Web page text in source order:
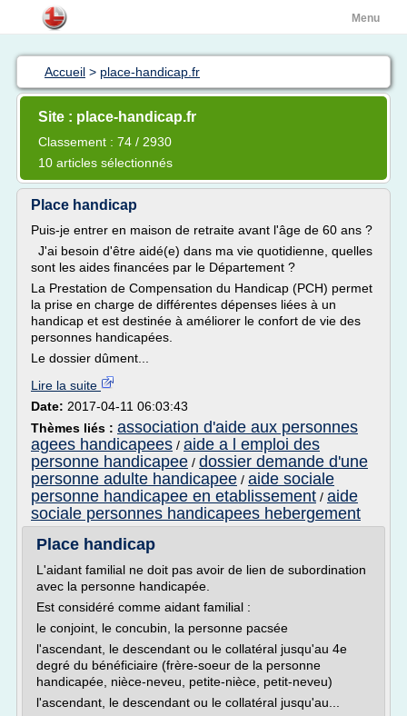
Menu
Accueil > place-handicap.fr
Site : place-handicap.fr
Classement : 74 / 2930
10 articles sélectionnés
Place handicap
Puis-je entrer en maison de retraite avant l'âge de 60 ans ?
J'ai besoin d'être aidé(e) dans ma vie quotidienne, quelles
sont les aides financées par le Département ?
La Prestation de Compensation du Handicap (PCH) permet
la prise en charge de différentes dépenses liées à un
handicap et est destinée à améliorer le confort de vie des
personnes handicapées.
Le dossier dûment...
Lire la suite
Date: 2017-04-11 06:03:43
Thèmes liés : association d'aide aux personnes
agees handicapees / aide a l emploi des
personne handicapee / dossier demande d'une
personne adulte handicapee / aide sociale
personne handicapee en etablissement / aide
sociale personnes handicapees hebergement
Place handicap
L'aidant familial ne doit pas avoir de lien de subordination
avec la personne handicapée.
Est considéré comme aidant familial :
le conjoint, le concubin, la personne pacsée
l'ascendant, le descendant ou le collatéral jusqu'au 4e
degré du bénéficiaire (frère-soeur de la personne
handicapée, nièce-neveu, petite-nièce, petit-neveu)
l'ascendant, le descendant ou le collatéral jusqu'au...